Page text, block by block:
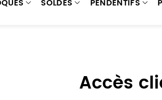
SOLDES PENDENTIFS
Accès